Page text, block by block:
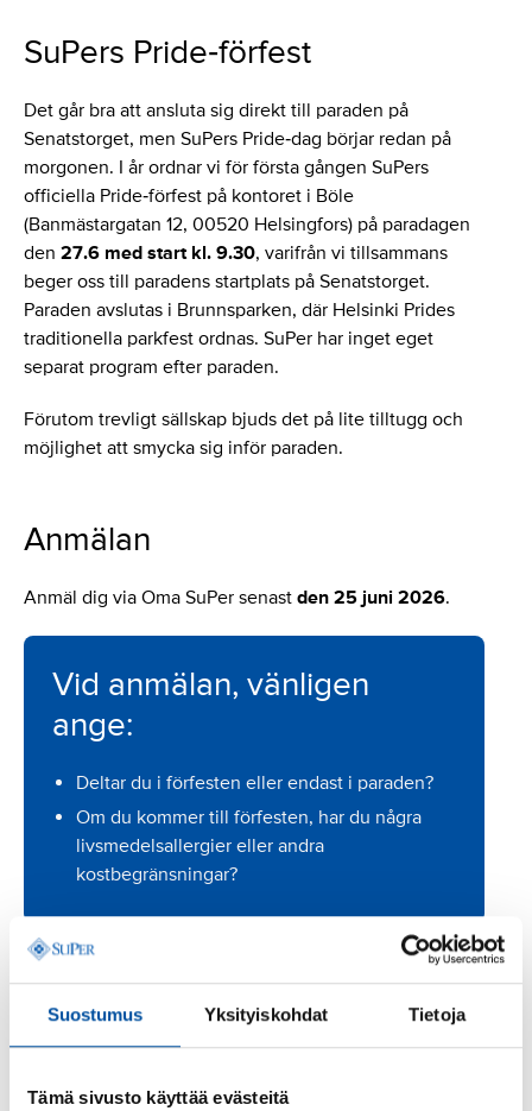
Suostumus Yksityiskohdat Tietoja
Tämä sivusto käyttää evästeitä
SuPers Pride‑förfest
Det går bra att ansluta sig direkt till paraden på
Senatstorget, men SuPers Pride‑dag börjar redan på
morgonen. I år ordnar vi för första gången SuPers
officiella Pride‑förfest på kontoret i Böle
(Banmästargatan 12, 00520 Helsingfors) på paradagen
den 27.6 med start kl. 9.30, varifrån vi tillsammans
beger oss till paradens startplats på Senatstorget.
Paraden avslutas i Brunnsparken, där Helsinki Prides
traditionella parkfest ordnas. SuPer har inget eget
separat program efter paraden.
Förutom trevligt sällskap bjuds det på lite tilltugg och
möjlighet att smycka sig inför paraden.
Anmälan
Anmäl dig via Oma SuPer senast den 25 juni 2026.
Vid anmälan, vänligen
ange:
Deltar du i förfesten eller endast i paraden?
Om du kommer till förfesten, har du några
livsmedelsallergier eller andra
kostbegränsningar?
per e‑post till sonia.junttila@superliitto.fi.